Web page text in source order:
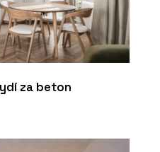
za beton